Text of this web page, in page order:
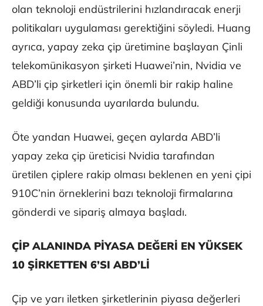
olan teknoloji endüstrilerini hızlandıracak enerji
politikaları uygulaması gerektiğini söyledi. Huang
ayrıca, yapay zeka çip üretimine başlayan Çinli
telekomünikasyon şirketi Huawei’nin, Nvidia ve
ABD’li çip şirketleri için önemli bir rakip haline
geldiği konusunda uyarılarda bulundu.
Öte yandan Huawei, geçen aylarda ABD’li
yapay zeka çip üreticisi Nvidia tarafından
üretilen çiplere rakip olması beklenen en yeni çipi
910C’nin örneklerini bazı teknoloji firmalarına
gönderdi ve sipariş almaya başladı.
ÇİP ALANINDA PİYASA DEĞERİ EN YÜKSEK
10 ŞİRKETTEN 6’SI ABD’Lİ
Çip ve yarı iletken şirketlerinin piyasa değerleri